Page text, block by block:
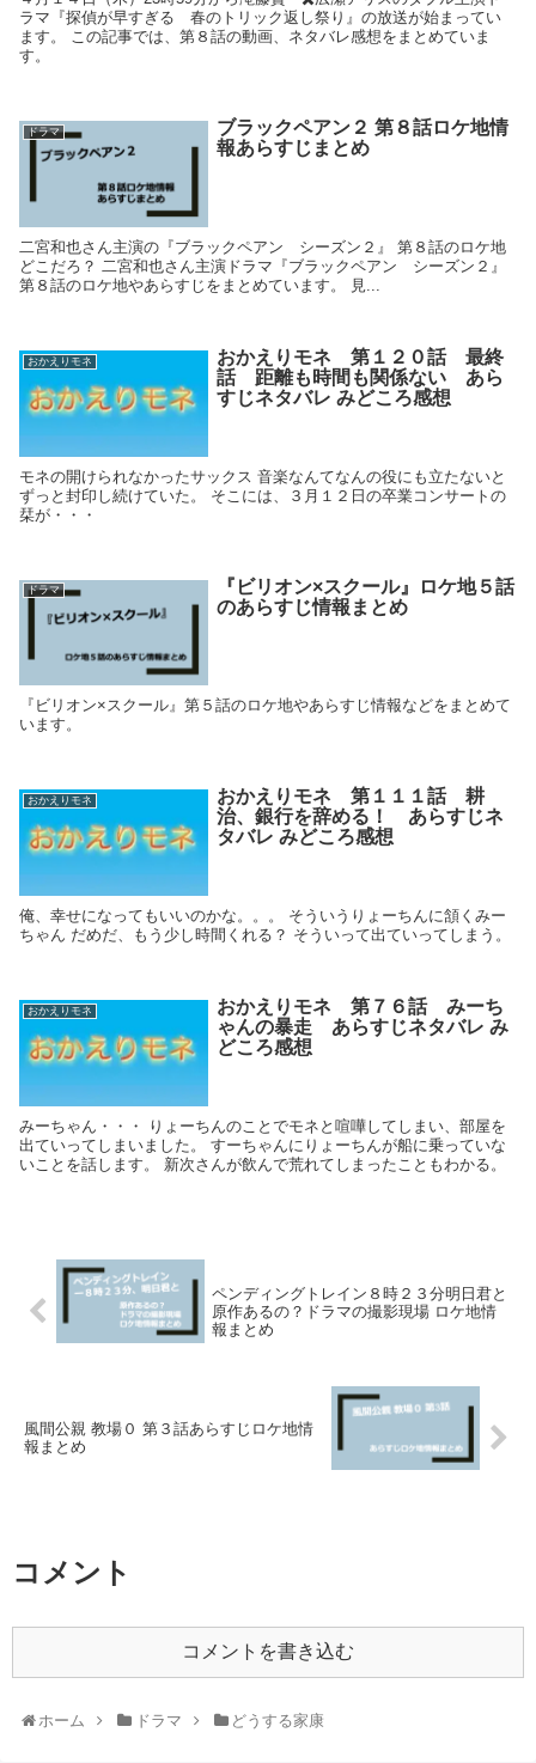
ラマ『探偵が早すぎる 春のトリック返し祭り』の放送が始まってい
ます。 この記事では、第８話の動画、ネタバレ感想をまとめていま
す。
ドラマ
ブラックペアン２ 第８話ロケ地情
報あらすじまとめ
二宮和也さん主演の『ブラックペアン シーズン２』 第８話のロケ地
どこだろ？ 二宮和也さん主演ドラマ『ブラックペアン シーズン２』
第８話のロケ地やあらすじをまとめています。 見...
おかえりモネ
おかえりモネ 第１２０話 最終
話 距離も時間も関係ない あら
すじネタバレ みどころ感想
モネの開けられなかったサックス 音楽なんてなんの役にも立たないと
ずっと封印し続けていた。 そこには、３月１２日の卒業コンサートの
栞が・・・
ドラマ
『ビリオン×スクール』ロケ地５話
のあらすじ情報まとめ
『ビリオン×スクール』第５話のロケ地やあらすじ情報などをまとめて
います。
おかえりモネ
おかえりモネ 第１１１話 耕
治、銀行を辞める！ あらすじネ
タバレ みどころ感想
俺、幸せになってもいいのかな。。。 そういうりょーちんに頷くみー
ちゃん だめだ、もう少し時間くれる？ そういって出ていってしまう。
おかえりモネ
おかえりモネ 第７６話 みーち
ゃんの暴走 あらすじネタバレ み
どころ感想
みーちゃん・・・ りょーちんのことでモネと喧嘩してしまい、部屋を
出ていってしまいました。 すーちゃんにりょーちんが船に乗っていな
いことを話します。 新次さんが飲んで荒れてしまったこともわかる。
ペンディングトレイン８時２３分明日君と
原作あるの？ドラマの撮影現場 ロケ地情
報まとめ
風間公親 教場０ 第３話あらすじロケ地情
報まとめ
コメント
コメントを書き込む
ホーム ドラマ どうする家康